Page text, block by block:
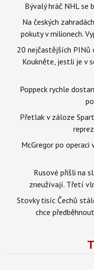
Bývalý hráč NHL se
Na českých
pokuty v milionech.
20 nejčastějších
Koukněte, jestli je v
Poppeck rychle
Přetlak v záloze
McGregor po
Rusové přišli na
zneužívají. Třetí
Stovky tisíc Čechů
chce